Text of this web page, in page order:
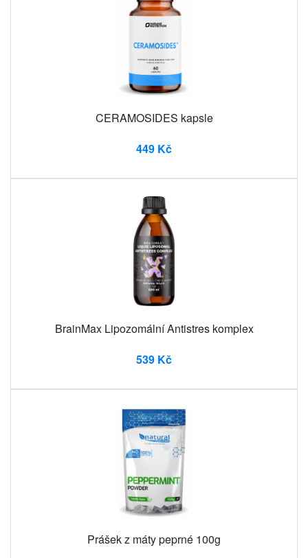
CERAMOSIDES kapsle
449 Kč
BrainMax Lipozomální Antistres komplex
539 Kč
Prášek z máty peprné 100g